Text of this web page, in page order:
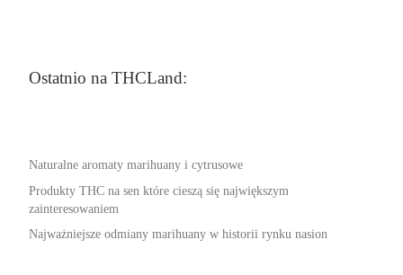
Ostatnio na THCLand:
Naturalne aromaty marihuany i cytrusowe
Produkty THC na sen które cieszą się największym
zainteresowaniem
Najważniejsze odmiany marihuany w historii rynku nasion